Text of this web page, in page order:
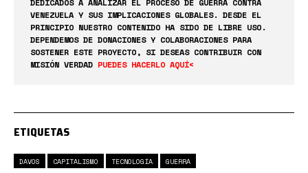
DEDICADOS A ANALIZAR EL PROCESO DE GUERRA CONTRA
VENEZUELA Y SUS IMPLICACIONES GLOBALES. DESDE EL
PRINCIPIO NUESTRO CONTENIDO HA SIDO DE LIBRE USO.
DEPENDEMOS DE DONACIONES Y COLABORACIONES PARA
SOSTENER ESTE PROYECTO, SI DESEAS CONTRIBUIR CON
MISIÓN VERDAD PUEDES HACERLO AQUÍ<
ETIQUETAS
DAVOS CAPITALISMO TECNOLOGÍA GUERRA